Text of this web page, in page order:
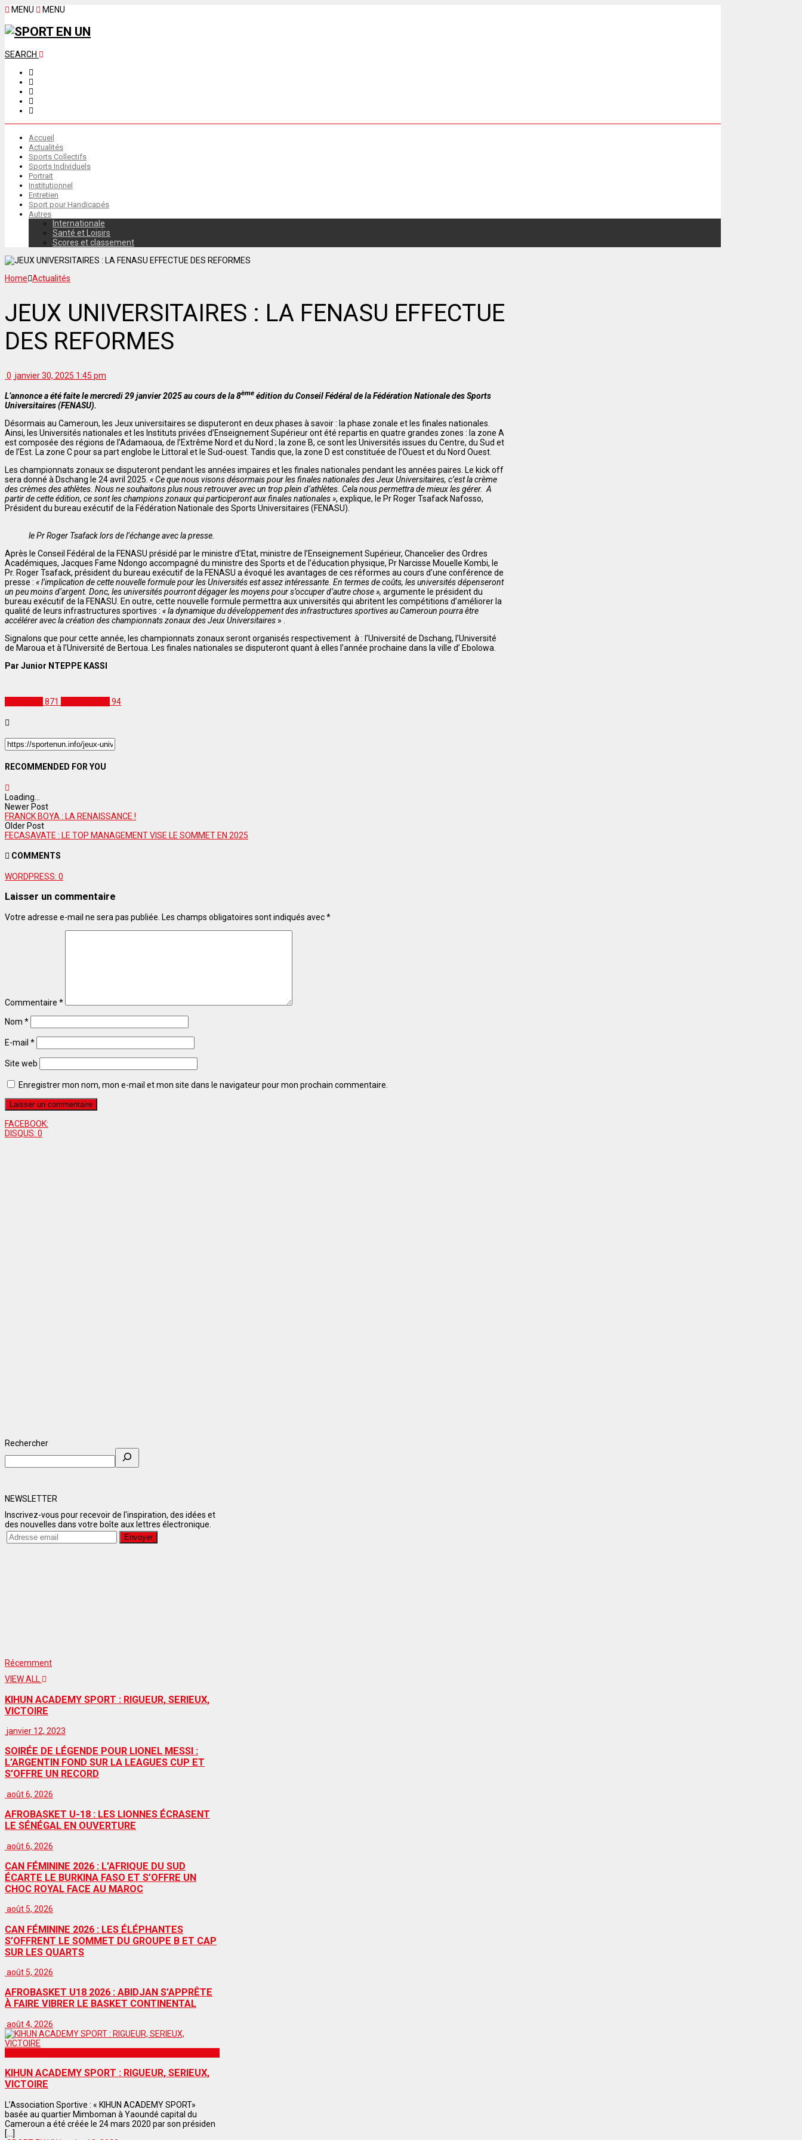
MENU MENU
SEARCH
Accueil
Actualités
Sports Collectifs
Sports Individuels
Portrait
Institutionnel
Entretien
Sport pour Handicapés
Autres
Internationale
Santé et Loisirs
Scores et classement
Home Actualités
JEUX UNIVERSITAIRES : LA FENASU EFFECTUE
DES REFORMES
0 janvier 30, 2025 1:45 pm
L’annonce a été faite le mercredi 29 janvier 2025 au cours de la 8ème édition du Conseil Fédéral de la Fédération Nationale des Sports
Universitaires (FENASU).
Désormais au Cameroun, les Jeux universitaires se disputeront en deux phases à savoir : la phase zonale et les finales nationales.
Ainsi, les Universités nationales et les Instituts privées d’Enseignement Supérieur ont été repartis en quatre grandes zones : la zone A
est composée des régions de l’Adamaoua, de l’Extrême Nord et du Nord ; la zone B, ce sont les Universités issues du Centre, du Sud et
de l’Est. La zone C pour sa part englobe le Littoral et le Sud-ouest. Tandis que, la zone D est constituée de l’Ouest et du Nord Ouest.
Les championnats zonaux se disputeront pendant les années impaires et les finales nationales pendant les années paires. Le kick off
sera donné à Dschang le 24 avril 2025. « Ce que nous visons désormais pour les finales nationales des Jeux Universitaires, c’est la crème
des crèmes des athlètes. Nous ne souhaitons plus nous retrouver avec un trop plein d’athlètes. Cela nous permettra de mieux les gérer. A
partir de cette édition, ce sont les champions zonaux qui participeront aux finales nationales », explique, le Pr Roger Tsafack Nafosso,
Président du bureau exécutif de la Fédération Nationale des Sports Universitaires (FENASU).
le Pr Roger Tsafack lors de l’échange avec la presse.
Après le Conseil Fédéral de la FENASU présidé par le ministre d’Etat, ministre de l’Enseignement Supérieur, Chancelier des Ordres
Académiques, Jacques Fame Ndongo accompagné du ministre des Sports et de l’éducation physique, Pr Narcisse Mouelle Kombi, le
Pr. Roger Tsafack, président du bureau exécutif de la FENASU a évoqué les avantages de ces réformes au cours d’une conférence de
presse : « l’implication de cette nouvelle formule pour les Universités est assez intéressante. En termes de coûts, les universités dépenseront
un peu moins d’argent. Donc, les universités pourront dégager les moyens pour s’occuper d’autre chose », argumente le président du
bureau exécutif de la FENASU. En outre, cette nouvelle formule permettra aux universités qui abritent les compétitions d’améliorer la
qualité de leurs infrastructures sportives : « la dynamique du développement des infrastructures sportives au Cameroun pourra être
accélérer avec la création des championnats zonaux des Jeux Universitaires » .
Signalons que pour cette année, les championnats zonaux seront organisés respectivement à : l’Université de Dschang, l’Université
de Maroua et à l’Université de Bertoua. Les finales nationales se disputeront quant à elles l’année prochaine dans la ville d’ Ebolowa.
Par Junior NTEPPE KASSI
871 94
RECOMMENDED FOR YOU
Loading...
Newer Post
FRANCK BOYA : LA RENAISSANCE !
Older Post
FECASAVATE : LE TOP MANAGEMENT VISE LE SOMMET EN 2025
COMMENTS
WORDPRESS: 0
Laisser un commentaire
Votre adresse e-mail ne sera pas publiée. Les champs obligatoires sont indiqués avec*
Commentaire *
Nom *
E-mail *
Site web
Enregistrer mon nom, mon e-mail et mon site dans le navigateur pour mon prochain commentaire.
FACEBOOK:
DISQUS: 0
Rechercher
NEWSLETTER
Inscrivez-vous pour recevoir de l'inspiration, des idées et
des nouvelles dans votre boîte aux lettres électronique.
Récemment
VIEW ALL
KIHUN ACADEMY SPORT : RIGUEUR, SERIEUX,
VICTOIRE
janvier 12, 2023
SOIRÉE DE LÉGENDE POUR LIONEL MESSI :
L’ARGENTIN FOND SUR LA LEAGUES CUP ET
S’OFFRE UN RECORD
août 6, 2026
AFROBASKET U-18 : LES LIONNES ÉCRASENT
LE SÉNÉGAL EN OUVERTURE
août 6, 2026
CAN FÉMININE 2026 : L’AFRIQUE DU SUD
ÉCARTE LE BURKINA FASO ET S’OFFRE UN
CHOC ROYAL FACE AU MAROC
août 5, 2026
CAN FÉMININE 2026 : LES ÉLÉPHANTES
S’OFFRENT LE SOMMET DU GROUPE B ET CAP
SUR LES QUARTS
août 5, 2026
AFROBASKET U18 2026 : ABIDJAN S’APPRÊTE
À FAIRE VIBRER LE BASKET CONTINENTAL
août 4, 2026
KIHUN ACADEMY SPORT : RIGUEUR, SERIEUX,
VICTOIRE
L’Association Sportive : « KIHUN ACADEMY SPORT»
basée au quartier Mimboman à Yaoundé capital du
Cameroun a été créée le 24 mars 2020 par son présiden
[...]